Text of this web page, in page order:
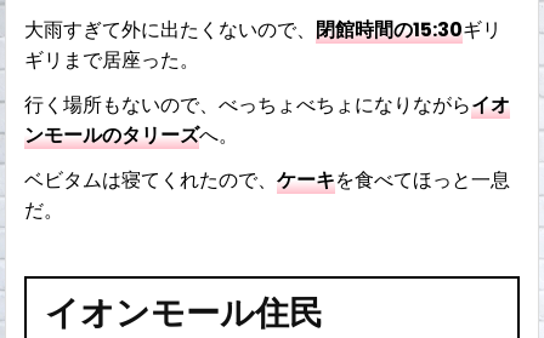
大雨すぎて外に出たくないので、閉館時間の15:30ギリ
ギリまで居座った。
行く場所もないので、べっちょべちょになりながらイオ
ンモールのタリーズへ。
ベビタムは寝てくれたので、ケーキを食べてほっと一息
だ。
イオンモール住民